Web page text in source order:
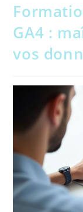
GA4 :
vos